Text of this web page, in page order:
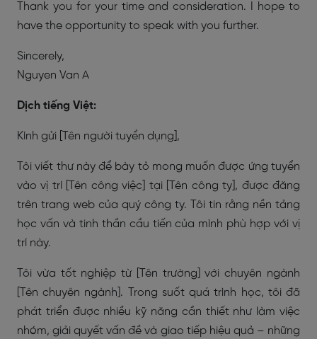
Thank you for your time and consideration. I hope to
have the opportunity to speak with you further.
Sincerely,
Nguyen Van A
Dịch tiếng Việt:
Kính gửi [Tên người tuyển dụng],
Tôi viết thư này để bày tỏ mong muốn được ứng tuyển
vào vị trí [Tên công việc] tại [Tên công ty], được đăng
trên trang web của quý công ty. Tôi tin rằng nền tảng
học vấn và tinh thần cầu tiến của mình phù hợp với vị
trí này.
Tôi vừa tốt nghiệp từ [Tên trường] với chuyên ngành
[Tên chuyên ngành]. Trong suốt quá trình học, tôi đã
phát triển được nhiều kỹ năng cần thiết như làm việc
nhóm, giải quyết vấn đề và giao tiếp hiệu quả – những